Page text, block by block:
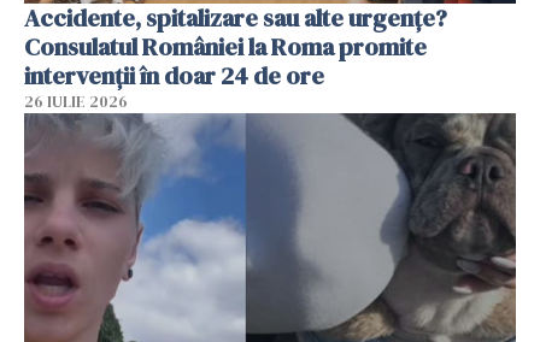
Accidente, spitalizare sau alte urgențe?
Consulatul României la Roma promite
intervenții în doar 24 de ore
26 IULIE 2026